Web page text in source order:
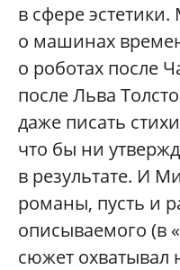
в сфере
о машинах
о роботах после
после Льва
даже писать
что бы ни
в результате. И
романы, пусть и
описываемого (в
сюжет охватывал